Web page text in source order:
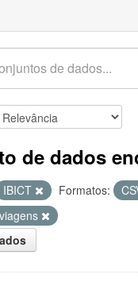
de dados
IBICT Formatos: